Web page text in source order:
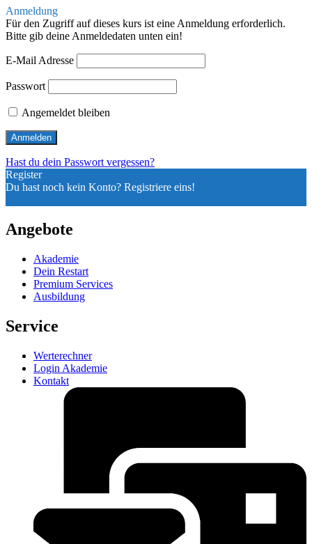
Anmeldung
Für den Zugriff auf dieses kurs ist eine Anmeldung erforderlich.
Bitte gib deine Anmeldedaten unten ein!
E-Mail Adresse
Passwort
Angemeldet bleiben
Hast du dein Passwort vergessen?
Register
Du hast noch kein Konto? Registriere eins!
Angebote
Akademie
Dein Restart
Premium Services
Ausbildung
Service
Werterechner
Login Akademie
Kontakt